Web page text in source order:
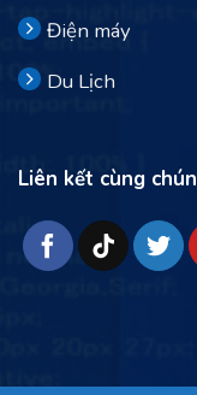
Điện máy
Du Lịch
Liên kết cùng